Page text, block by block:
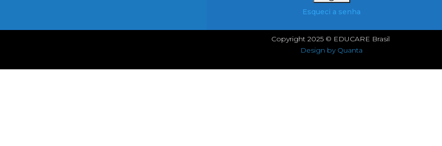
Esqueci a senha
Copyright 2025 © EDUCARE Brasil
Design by Quanta